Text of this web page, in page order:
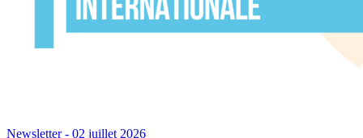
Newsletter- 02 juillet 2026